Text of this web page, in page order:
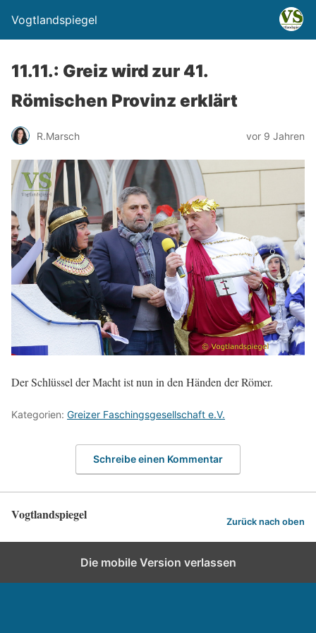
Vogtlandspiegel
11.11.: Greiz wird zur 41.
Römischen Provinz erklärt
R.Marsch vor 9 Jahren
Der Schlüssel der Macht ist nun in den Händen der Römer.
Kategorien: Greizer Faschingsgesellschaft e.V.
Schreibe einen Kommentar
Vogtlandspiegel Zurück nach oben
Die mobile Version verlassen